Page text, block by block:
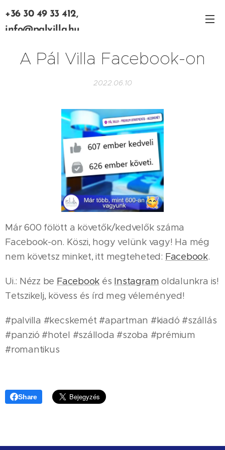
+36 30 49 33 412,
info@palvilla.hu
A Pál Villa Facebook-on
2022.06.10
Már 600 fölött a követők/kedvelők száma
Facebook-on. Köszi, hogy velünk vagy! Ha még
nem követsz minket, itt megteheted: Facebook.
Ui.: Nézz be Facebook és Instagram oldalunkra is!
Tetszikelj, kövess és írd meg véleményed!
#palvilla #kecskemét #apartman #kiadó #szállás
#panzió #hotel #szálloda #szoba #prémium
#romantikus
Share